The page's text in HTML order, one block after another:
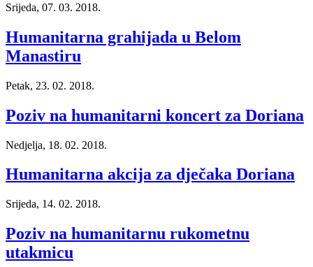
Srijeda, 07. 03. 2018.
Humanitarna grahijada u Belom
Manastiru
Petak, 23. 02. 2018.
Poziv na humanitarni koncert za Doriana
Nedjelja, 18. 02. 2018.
Humanitarna akcija za dječaka Doriana
Srijeda, 14. 02. 2018.
Poziv na humanitarnu rukometnu
utakmicu